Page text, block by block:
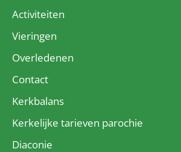
Activiteiten
Vieringen
Overledenen
Contact
Kerkbalans
Kerkelijke tarieven parochie
Diaconie